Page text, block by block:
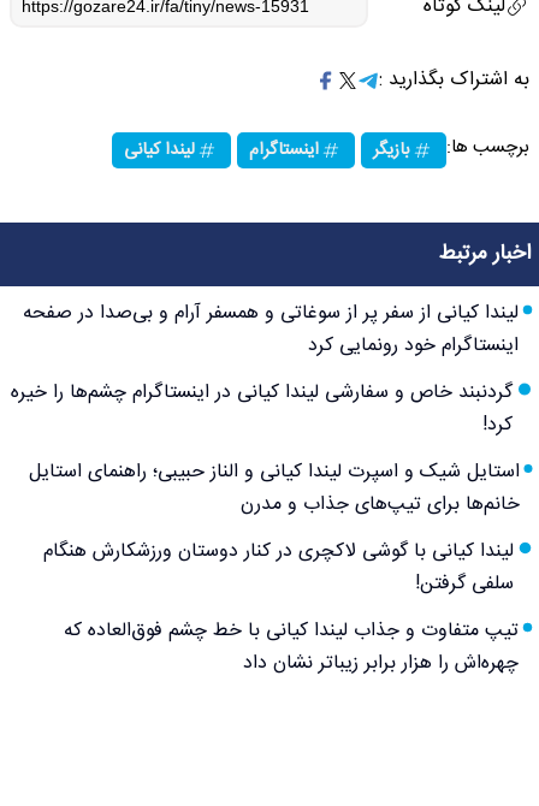
به اشتراک بگذارید :
برچسب ها: بازیگر اینستاگرام لیندا کیانی
اخبار مرتبط
لیندا کیانی از سفر پر از سوغاتی و همسفر آرام و بی‌صدا در صفحه
اینستاگرام خود رونمایی کرد
گردنبند خاص و سفارشی لیندا کیانی در اینستاگرام چشم‌ها را خیره
کرد!
استایل شیک و اسپرت لیندا کیانی و الناز حبیبی؛ راهنمای استایل
خانم‌ها برای تیپ‌های جذاب و مدرن
لیندا کیانی با گوشی لاکچری در کنار دوستان ورزشکارش هنگام
سلفی گرفتن!
تیپ متفاوت و جذاب لیندا کیانی با خط چشم فوق‌العاده که
چهره‌اش را هزار برابر زیباتر نشان داد